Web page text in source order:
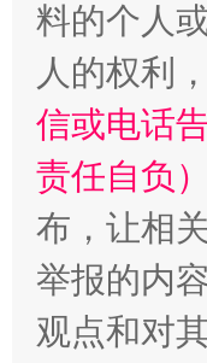
料的个人
人的权利
信或电话
责任自负）
布，让相
举报的内
观点和对